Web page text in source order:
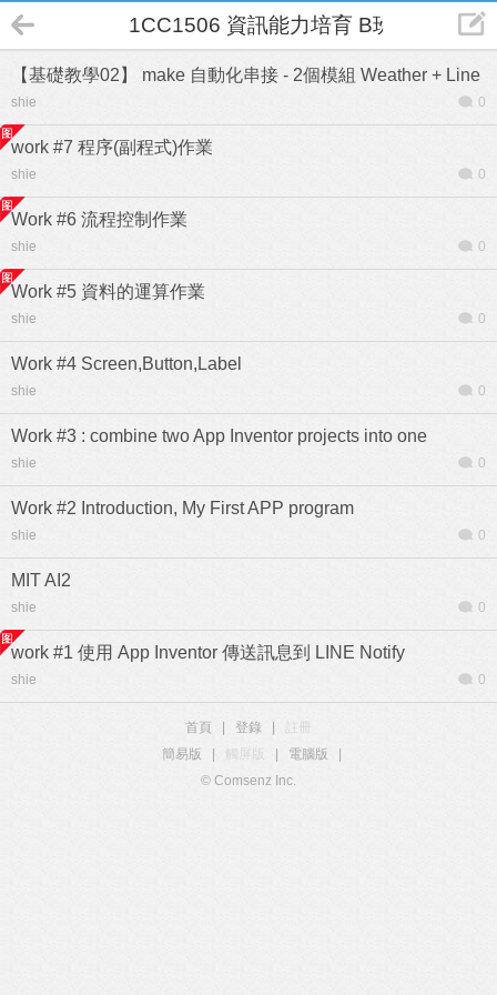
1CC1506 資訊能力培育 B班
【基礎教學02】 make 自動化串接 - 2個模組 Weather + Line
shie 0
work #7 程序(副程式)作業
shie 0
Work #6 流程控制作業
shie 0
Work #5 資料的運算作業
shie 0
Work #4 Screen,Button,Label
shie 0
Work #3 : combine two App Inventor projects into one
shie 0
Work #2 Introduction, My First APP program
shie 0
MIT AI2
shie 0
work #1 使用 App Inventor 傳送訊息到 LINE Notify
shie 0
首頁 登錄
簡易版
觸屏版 電腦版
© Comsenz Inc.